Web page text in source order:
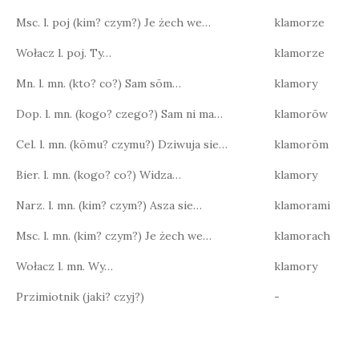
Msc. l. poj (kim? czym?) Je żech we… klamorze
Wołacz l. poj. Ty… klamorze
Mn. l. mn. (kto? co?) Sam sōm… klamory
Dop. l. mn. (kogo? czego?) Sam ni ma… klamorōw
Cel. l. mn. (kōmu? czymu?) Dziwuja sie… klamorōm
Bier. l. mn. (kogo? co?) Widza… klamory
Narz. l. mn. (kim? czym?) Asza sie… klamorami
Msc. l. mn. (kim? czym?) Je żech we… klamorach
Wołacz l. mn. Wy… klamory
Przimiotnik (jaki? czyj?) -